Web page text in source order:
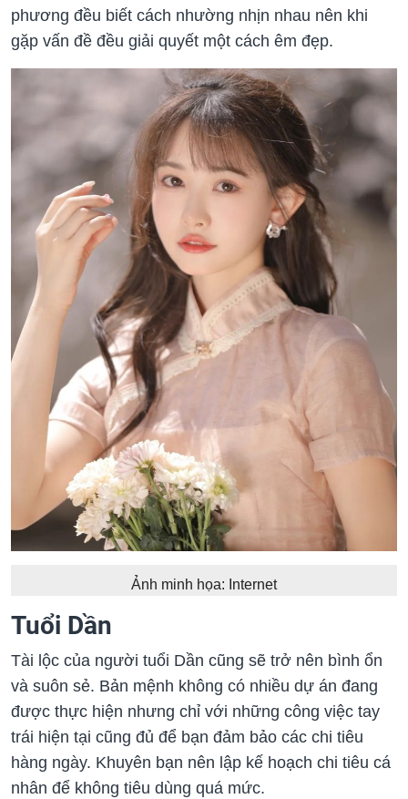
phương đều biết cách nhường nhịn nhau nên khi
gặp vấn đề đều giải quyết một cách êm đẹp.
Ảnh minh họa: Internet
Tuổi Dần
Tài lộc của người tuổi Dần cũng sẽ trở nên bình ổn
và suôn sẻ. Bản mệnh không có nhiều dự án đang
được thực hiện nhưng chỉ với những công việc tay
trái hiện tại cũng đủ để bạn đảm bảo các chi tiêu
hàng ngày. Khuyên bạn nên lập kế hoạch chi tiêu cá
nhân để không tiêu dùng quá mức.